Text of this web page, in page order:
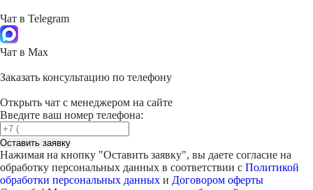
Чат в Telegram
Чат в Max
Заказать консультацию по телефону
Открыть чат с менеджером на сайте
Введите ваш номер телефона:
Оставить заявку
Нажимая на кнопку "Оставить заявку", вы даете согласие на
обработку персональных данных в соответствии с Политикой
обработки персональных данных и Договором оферты